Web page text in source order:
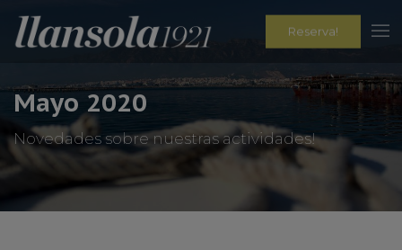
Reserva!
Mayo 2020
Novedades sobre nuestras actividades!